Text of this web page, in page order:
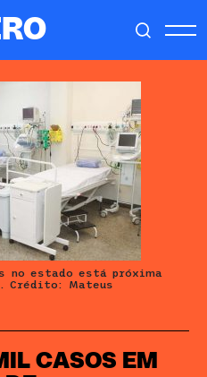
CASOS EM
no estado está próxima
Crédito: Mateus